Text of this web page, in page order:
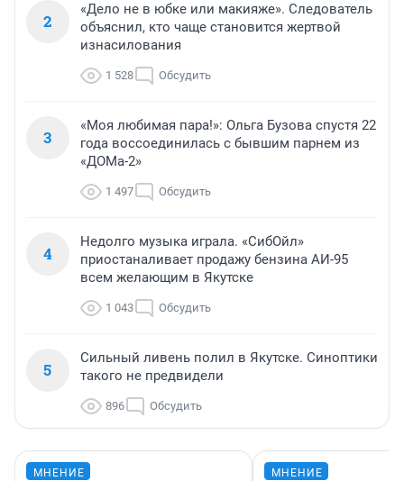
2
«Дело не в юбке или макияже». Следователь
объяснил, кто чаще становится жертвой
изнасилования
1 528 Обсудить
3
«Моя любимая пара!»: Ольга Бузова спустя 22
года воссоединилась с бывшим парнем из
«ДОМа-2»
1 497 Обсудить
4
Недолго музыка играла. «СибОйл»
приостаналивает продажу бензина АИ-95
всем желающим в Якутске
1 043 Обсудить
5
Сильный ливень полил в Якутске. Синоптики
такого не предвидели
896 Обсудить
МНЕНИЕ МНЕНИЕ